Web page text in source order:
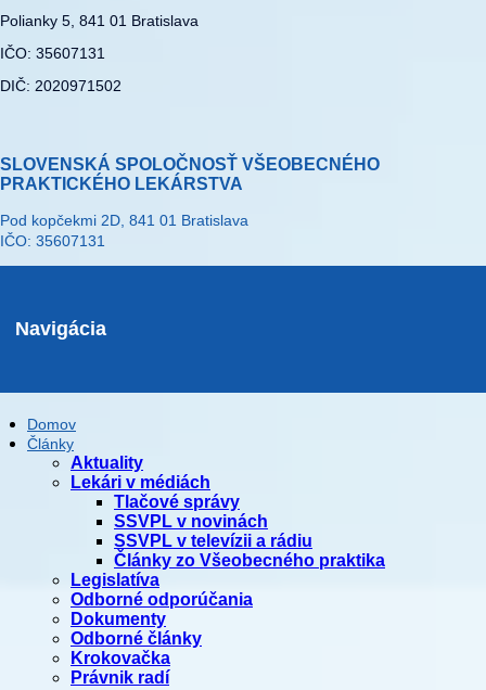
Polianky 5, 841 01 Bratislava
IČO: 35607131
DIČ: 2020971502
SLOVENSKÁ SPOLOČNOSŤ VŠEOBECNÉHO
PRAKTICKÉHO LEKÁRSTVA
Pod kopčekmi 2D, 841 01 Bratislava
IČO: 35607131
Navigácia
Domov
Články
Aktuality
Lekári v médiách
Tlačové správy
SSVPL v novinách
SSVPL v televízii a rádiu
Články zo Všeobecného praktika
Legislatíva
Odborné odporúčania
Dokumenty
Odborné články
Krokovačka
Právnik radí